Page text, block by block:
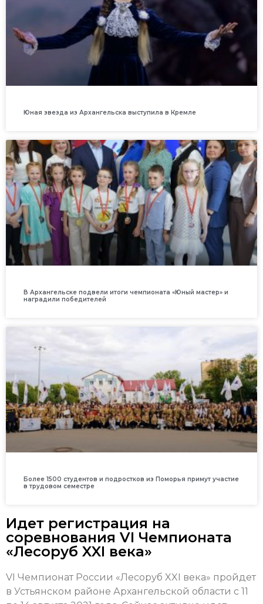
Юная звезда из Архангельска выступила в Кремле
В Архангельске подвели итоги чемпионата «Юный мастер» и
наградили победителей
Более 1500 студентов и подростков из Поморья примут участие
в трудовом семестре
Идет регистрация на
соревнования VI Чемпионата
«Лесоруб XXI века»
VI Чемпионат России «Лесоруб XXI века» пройдет
в Устьянском районе Архангельской области с 11